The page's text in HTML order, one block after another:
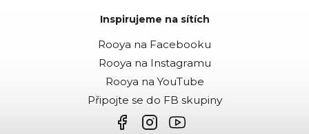
Inspirujeme na sítích
Rooya na Facebooku
Rooya na Instagramu
Rooya na YouTube
Připojte se do FB skupiny